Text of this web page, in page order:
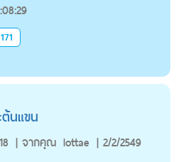
นแขน
| จากคุณ lottae | 2/2/2549